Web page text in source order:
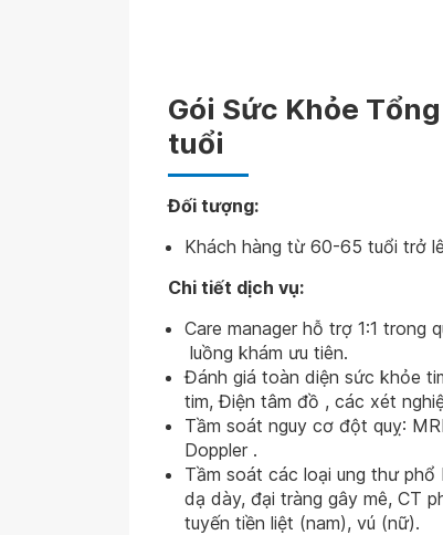
Gói Sức Khỏe
tuổi
Đối tượng:
Khách hàng từ 60-65 tuổi trở
Chi tiết dịch vụ:
Care manager hỗ trợ 1:1 trong
luồng khám ưu tiên.
Đánh giá toàn diện sức khỏe
tim, Điện tâm đồ , các xét
Tầm soát nguy cơ đột quỵ:
Doppler .
Tầm soát các loại ung thư
dạ dày, đại tràng gây mê, CT
tuyến tiền liệt (nam), vú (nữ).